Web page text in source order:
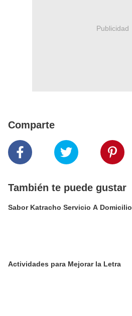
Publicidad
Comparte
También te puede gustar
Sabor Katracho Servicio A Domicilio
Actividades para Mejorar la Letra